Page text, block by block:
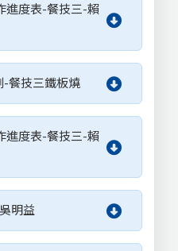
進度表-餐技三-賴
-餐技三鐵板燒
進度表-餐技三-賴
明益